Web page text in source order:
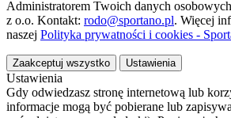
Administratorem Twoich danych
z o.o. Kontakt: rodo@sportano.pl. Więcej
naszej Polityka prywatności i cookies -
Zaakceptuj wszystko Ustawienia
Ustawienia
Gdy odwiedzasz stronę internetową lub
informacje mogą być pobierane lub